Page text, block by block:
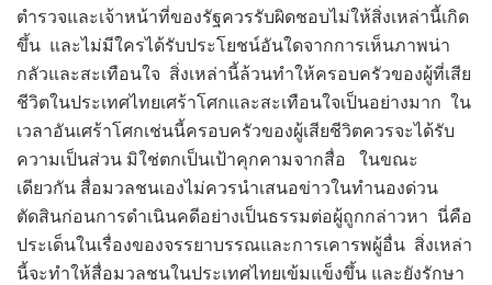
ตำรวจและเจ้าหน้าที่ของรัฐควรรับผิดชอบไม่ให้สิ่งเหล่านี้เกิด
ขึ้น และไม่มีใครได้รับประโยชน์อันใดจากการเห็นภาพน่า
กลัวและสะเทือนใจ สิ่งเหล่านี้ล้วนทำให้ครอบครัวของผู้ที่เสีย
ชีวิตในประเทศไทยเศร้าโศกและสะเทือนใจเป็นอย่างมาก ใน
เวลาอันเศร้าโศกเช่นนี้ครอบครัวของผู้เสียชีวิตควรจะได้รับ
ความเป็นส่วน มิใช่ตกเป็นเป้าคุกคามจากสื่อ ในขณะ
เดียวกัน สื่อมวลชนเองไม่ควรนำเสนอข่าวในทำนองด่วน
ตัดสินก่อนการดำเนินคดีอย่างเป็นธรรมต่อผู้ถูกกล่าวหา นี่คือ
ประเด็นในเรื่องของจรรยาบรรณและการเคารพผู้อื่น สิ่งเหล่า
นี้จะทำให้สื่อมวลชนในประเทศไทยเข้มแข็งขึ้น และยังรักษา